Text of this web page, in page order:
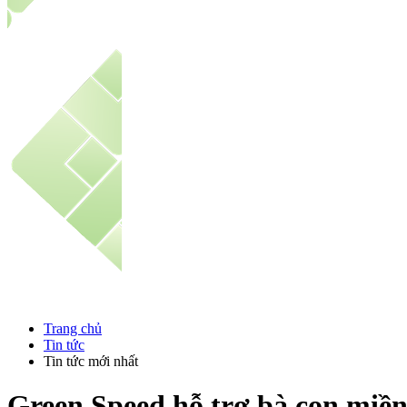
Trang chủ
Tin tức
Tin tức mới nhất